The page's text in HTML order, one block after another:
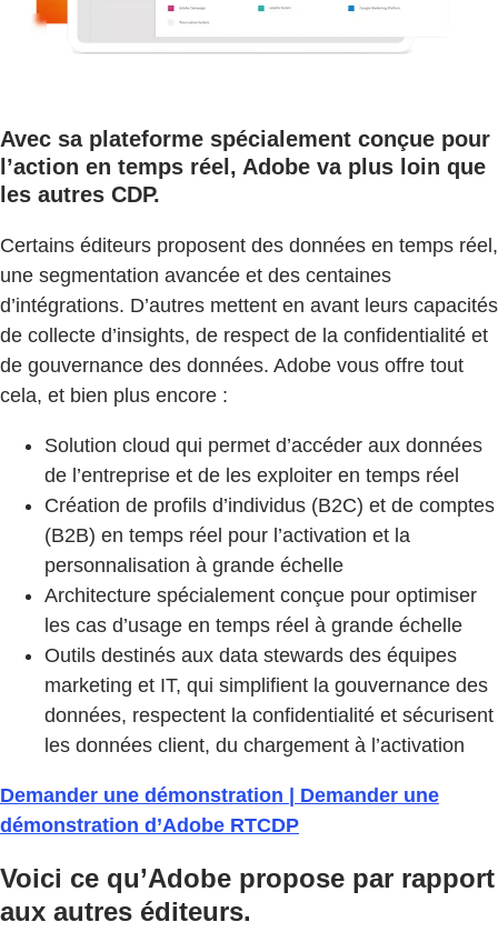
Avec sa plateforme spécialement conçue pour
l’action en temps réel, Adobe va plus loin que
les autres CDP.
Certains éditeurs proposent des données en temps réel,
une segmentation avancée et des centaines
d’intégrations. D’autres mettent en avant leurs capacités
de collecte d’insights, de respect de la confidentialité et
de gouvernance des données. Adobe vous offre tout
cela, et bien plus encore :
Solution cloud qui permet d’accéder aux données
de l’entreprise et de les exploiter en temps réel
Création de profils d’individus (B2C) et de comptes
(B2B) en temps réel pour l’activation et la
personnalisation à grande échelle
Architecture spécialement conçue pour optimiser
les cas d’usage en temps réel à grande échelle
Outils destinés aux data stewards des équipes
marketing et IT, qui simplifient la gouvernance des
données, respectent la confidentialité et sécurisent
les données client, du chargement à l’activation
Demander une démonstration | Demander une
démonstration d’Adobe RTCDP
Voici ce qu’Adobe propose par rapport
aux autres éditeurs.